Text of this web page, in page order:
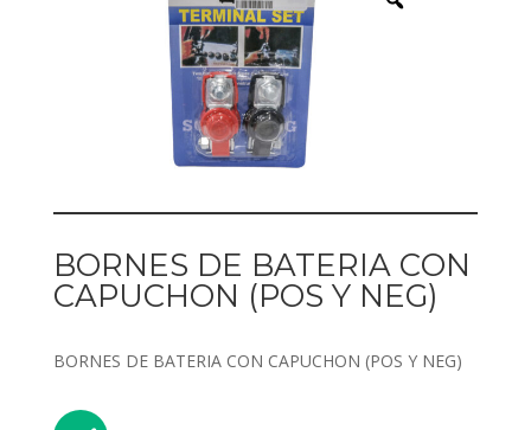
BORNES DE BATERIA CON
CAPUCHON (POS Y NEG)
BORNES DE BATERIA CON CAPUCHON (POS Y NEG)